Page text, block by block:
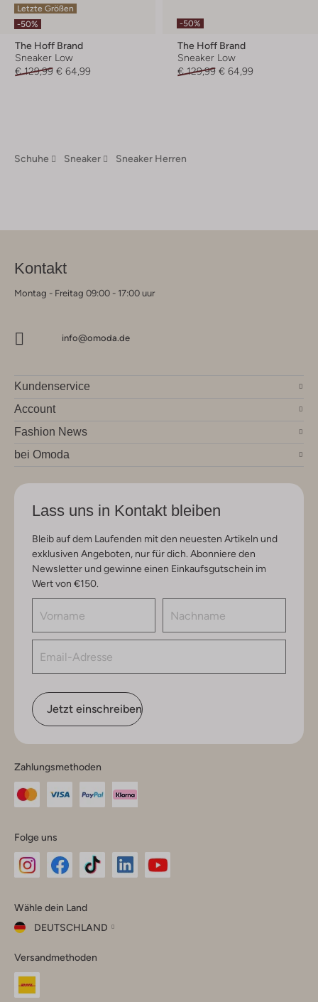
Letzte Größen
-50%
The Hoff Brand
Sneaker Low
€ 129,99 € 64,99
-50%
The Hoff Brand
Sneaker Low
€ 129,99 € 64,99
Schuhe Sneaker Sneaker Herren
Kontakt
Montag - Freitag 09:00 - 17:00 uur
info@omoda.de
Kundenservice
Account
Fashion News
bei Omoda
Lass uns in Kontakt bleiben
Bleib auf dem Laufenden mit den neuesten Artikeln und
exklusiven Angeboten, nur für dich. Abonniere den
Newsletter und gewinne einen Einkaufsgutschein im
Wert von €150.
Jetzt einschreiben
Zahlungsmethoden
Folge uns
Instagram
Facebook
TikTok
Wähle dein Land
DEUTSCHLAND
dein
Land
Versandmethoden